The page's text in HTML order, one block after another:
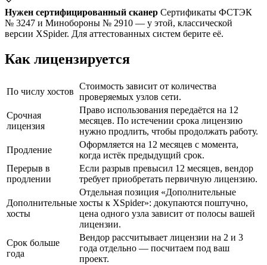
Нужен сертифицированный сканер Сертификаты ФСТЭК
№ 3247 и Минобороны № 2910 — у этой, классической
версии XSpider. Для аттестованных систем берите её.
Как лицензируется
По числу хостов
Стоимость зависит от количества
проверяемых узлов сети.
Срочная
лицензия
Право использования передаётся на 12
месяцев. По истечении срока лицензию
нужно продлить, чтобы продолжать работу.
Продление
Оформляется на 12 месяцев с момента,
когда истёк предыдущий срок.
Перерыв в
продлении
Если разрыв превысил 12 месяцев, вендор
требует приобретать первичную лицензию.
Дополнительные
хосты
Отдельная позиция «Дополнительные
хосты к XSpider»: докупаются поштучно,
цена одного узла зависит от полосы вашей
лицензии.
Срок больше
года
Вендор рассчитывает лицензии на 2 и 3
года отдельно — посчитаем под ваш
проект.